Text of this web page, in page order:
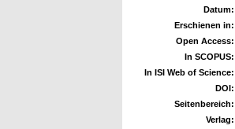
Datum:
Erschienen in:
Open Access:
In SCOPUS:
In ISI Web of Science:
DOI:
Seitenbereich:
Verlag: